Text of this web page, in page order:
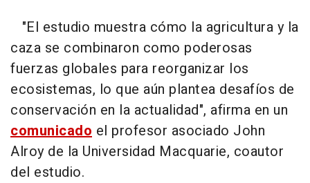
"El estudio muestra cómo la agricultura y la
caza se combinaron como poderosas
fuerzas globales para reorganizar los
ecosistemas, lo que aún plantea desafíos de
conservación en la actualidad", afirma en un
comunicado el profesor asociado John
Alroy de la Universidad Macquarie, coautor
del estudio.